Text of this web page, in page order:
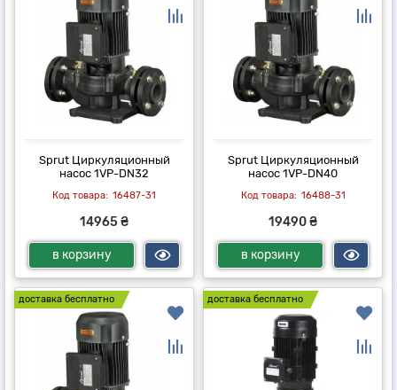
Sprut Циркуляционный
насос 1VP-DN32
16487-31
14965 ₴
в корзину
Sprut Циркуляционный
насос 1VP-DN40
16488-31
19490 ₴
в корзину
доставка бесплатно доставка бесплатно